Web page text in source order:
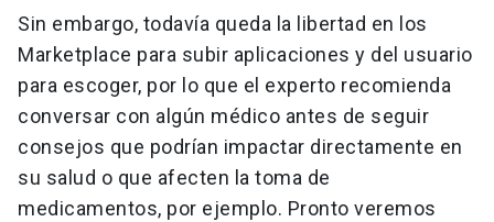
Sin embargo, todavía queda la libertad en los
Marketplace para subir aplicaciones y del usuario
para escoger, por lo que el experto recomienda
conversar con algún médico antes de seguir
consejos que podrían impactar directamente en
su salud o que afecten la toma de
medicamentos, por ejemplo. Pronto veremos